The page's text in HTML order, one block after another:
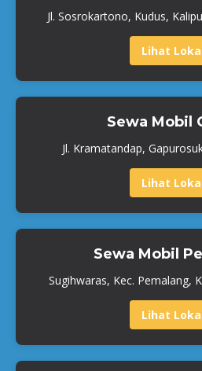
Jl. Sosrokartono, Kudus,
Lihat
Sewa Mobil
Jl. Kramatandap,
Lihat
Sewa Mobil
Sugihwaras, Kec. Pemalang,
Lihat